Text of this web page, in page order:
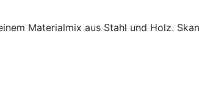
Materialmix aus Stahl und Holz.